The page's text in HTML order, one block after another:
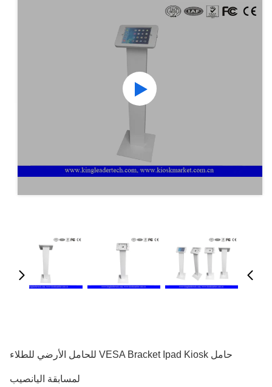
حامل VESA Bracket Ipad Kiosk للحامل الأرضي للطلاء
لمسابقة اليانصيب